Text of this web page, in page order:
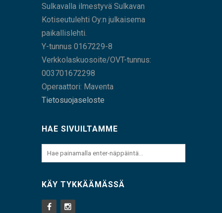
Sulkavalla ilmestyvä Sulkavan
Kotiseutulehti Oy:n julkaisema
paikallislehti.
Y-tunnus 0167229-8
Verkkolaskuosoite/OVT-tunnus:
003701672298
Operaattori: Maventa
Tietosuojaseloste
HAE SIVUILTAMME
KÄY TYKKÄÄMÄSSÄ